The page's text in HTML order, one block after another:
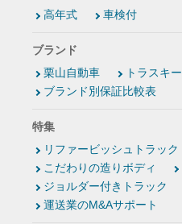
高年式
車検付
ブランド
栗山自動車
トラスキー
ブランド別保証比較表
特集
リファービッシュトラック
こだわりの造りボディ
ジョルダー付きトラック
運送業のM&Aサポート